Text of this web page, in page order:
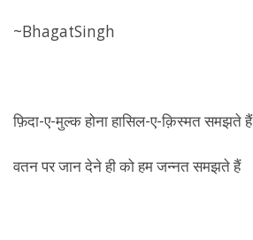
~BhagatSingh
फ़िदा-ए-मुल्क होना हासिल-ए-क़िस्मत समझते हैं
वतन पर जान देने ही को हम जन्नत समझते हैं